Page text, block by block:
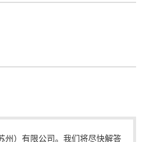
州）有限公司。我们将尽快解答